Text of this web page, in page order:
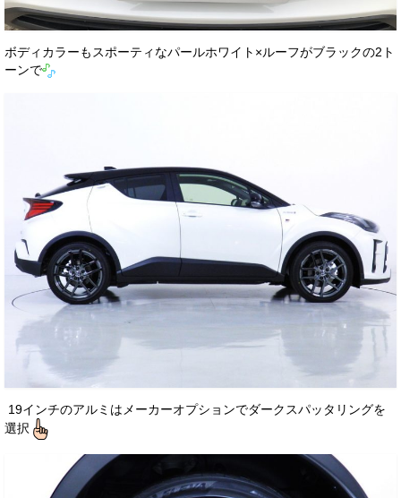
ボディカラーもスポーティなパールホワイト×ルーフがブラックの2ト
ーンで
19インチのアルミはメーカーオプションでダークスパッタリングを
選択